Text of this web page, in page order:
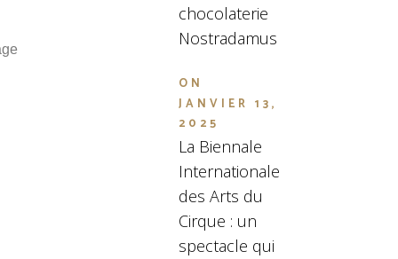
chocolaterie
Nostradamus
ON
JANVIER 13,
2025
La Biennale
Internationale
des Arts du
Cirque : un
spectacle qui